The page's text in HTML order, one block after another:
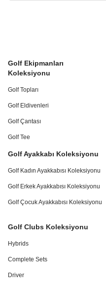
Golf Ekipmanları
Koleksiyonu
Golf Topları
Golf Eldivenleri
Golf Çantası
Golf Tee
Golf Ayakkabı Koleksiyonu
Golf Kadın Ayakkabısı Koleksiyonu
Golf Erkek Ayakkabısı Koleksiyonu
Golf Çocuk Ayakkabısı Koleksiyonu
Golf Clubs Koleksiyonu
Hybrids
Complete Sets
Driver